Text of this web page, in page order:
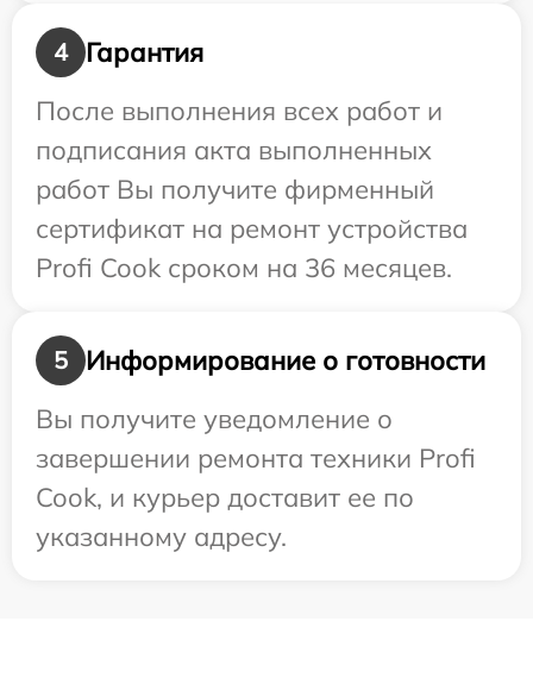
4
Гарантия
После выполнения всех работ и
подписания акта выполненных
работ Вы получите фирменный
сертификат на ремонт устройства
Profi Cook сроком на 36 месяцев.
5
Информирование о готовности
Вы получите уведомление о
завершении ремонта техники Profi
Cook, и курьер доставит ее по
указанному адресу.